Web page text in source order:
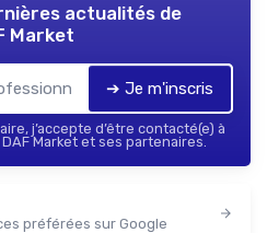
actualités de
Market
➔ Je m'inscris
j’accepte d’être contacté(e) à
Market et ses partenaires.
préférées sur Google